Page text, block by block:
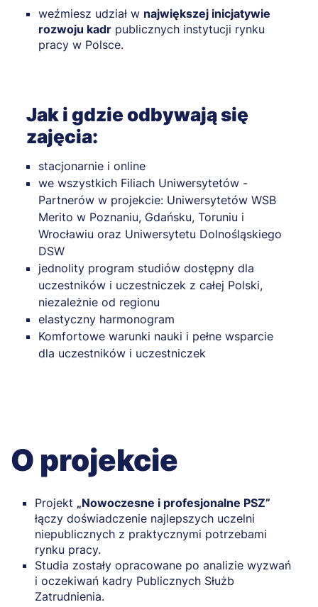
weźmiesz udział w największej inicjatywie
rozwoju kadr publicznych instytucji rynku
pracy w Polsce.
Jak i gdzie odbywają się
zajęcia:
stacjonarnie i online
we wszystkich Filiach Uniwersytetów -
Partnerów w projekcie: Uniwersytetów WSB
Merito w Poznaniu, Gdańsku, Toruniu i
Wrocławiu oraz Uniwersytetu Dolnośląskiego
DSW
jednolity program studiów dostępny dla
uczestników i uczestniczek z całej Polski,
niezależnie od regionu
elastyczny harmonogram
Komfortowe warunki nauki i pełne wsparcie
dla uczestników i uczestniczek
O projekcie
Projekt „Nowoczesne i profesjonalne PSZ”
łączy doświadczenie najlepszych uczelni
niepublicznych z praktycznymi potrzebami
rynku pracy.
Studia zostały opracowane po analizie wyzwań
i oczekiwań kadry Publicznych Służb
Zatrudnienia.